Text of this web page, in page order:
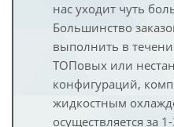
нас уходит чуть
Большинство
выполнить в
ТОПовых или
конфигураций,
жидкостным
осуществляется за